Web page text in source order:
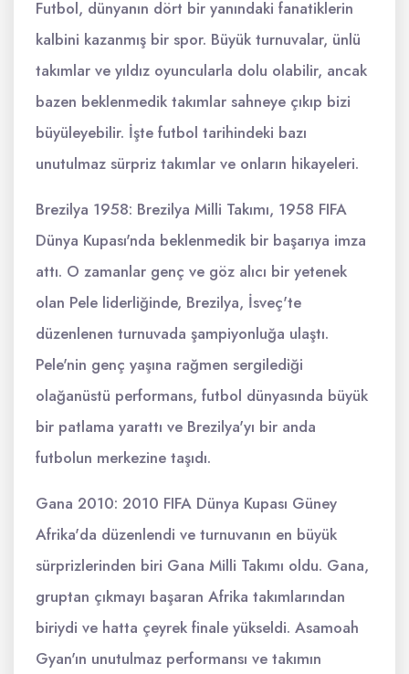
Futbol, dünyanın dört bir yanındaki fanatiklerin
kalbini kazanmış bir spor. Büyük turnuvalar, ünlü
takımlar ve yıldız oyuncularla dolu olabilir, ancak
bazen beklenmedik takımlar sahneye çıkıp bizi
büyüleyebilir. İşte futbol tarihindeki bazı
unutulmaz sürpriz takımlar ve onların hikayeleri.
Brezilya 1958: Brezilya Milli Takımı, 1958 FIFA
Dünya Kupası'nda beklenmedik bir başarıya imza
attı. O zamanlar genç ve göz alıcı bir yetenek
olan Pele liderliğinde, Brezilya, İsveç'te
düzenlenen turnuvada şampiyonluğa ulaştı.
Pele'nin genç yaşına rağmen sergilediği
olağanüstü performans, futbol dünyasında büyük
bir patlama yarattı ve Brezilya'yı bir anda
futbolun merkezine taşıdı.
Gana 2010: 2010 FIFA Dünya Kupası Güney
Afrika'da düzenlendi ve turnuvanın en büyük
sürprizlerinden biri Gana Milli Takımı oldu. Gana,
gruptan çıkmayı başaran Afrika takımlarından
biriydi ve hatta çeyrek finale yükseldi. Asamoah
Gyan'ın unutulmaz performansı ve takımın